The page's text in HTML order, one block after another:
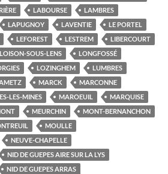
LABOURSE
LAMBRES
LAPUGNOY LAVENTIE
LE PORTEL
LEFOREST LESTREM
LIBERCOURT
LOISON-SOUS-LENS
LONGFOSSÉ
LOZINGHEM
LUMBRES
MARCK
MARCONNE
LES-MINES MAROEUIL
MARQUISE
MEURCHIN
MONT-BERNANCHON
MOULLE
NEUVE-CHAPELLE
NID DE GUEPES AIRE SUR LA LYS
NID DE GUEPES ARRAS